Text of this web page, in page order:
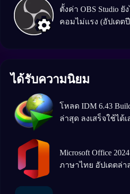
ตั้งค่า OBS Studio
คอมไม่แรง (อัปเดตปี
ได้รับความนิยม
โหลด IDM 6.43
ล่าสุด ลงเสร็จใช้ได้เ
Microsoft Office
ภาษาไทย อัปเดตล่า